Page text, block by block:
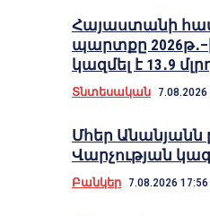
Հայաստանի
պարտքը
կազմել է 13․9
Տնտեսական 7.08.2026
Մհեր Անանյանն
Վարչության
Բանկեր 7.08.2026 17:56